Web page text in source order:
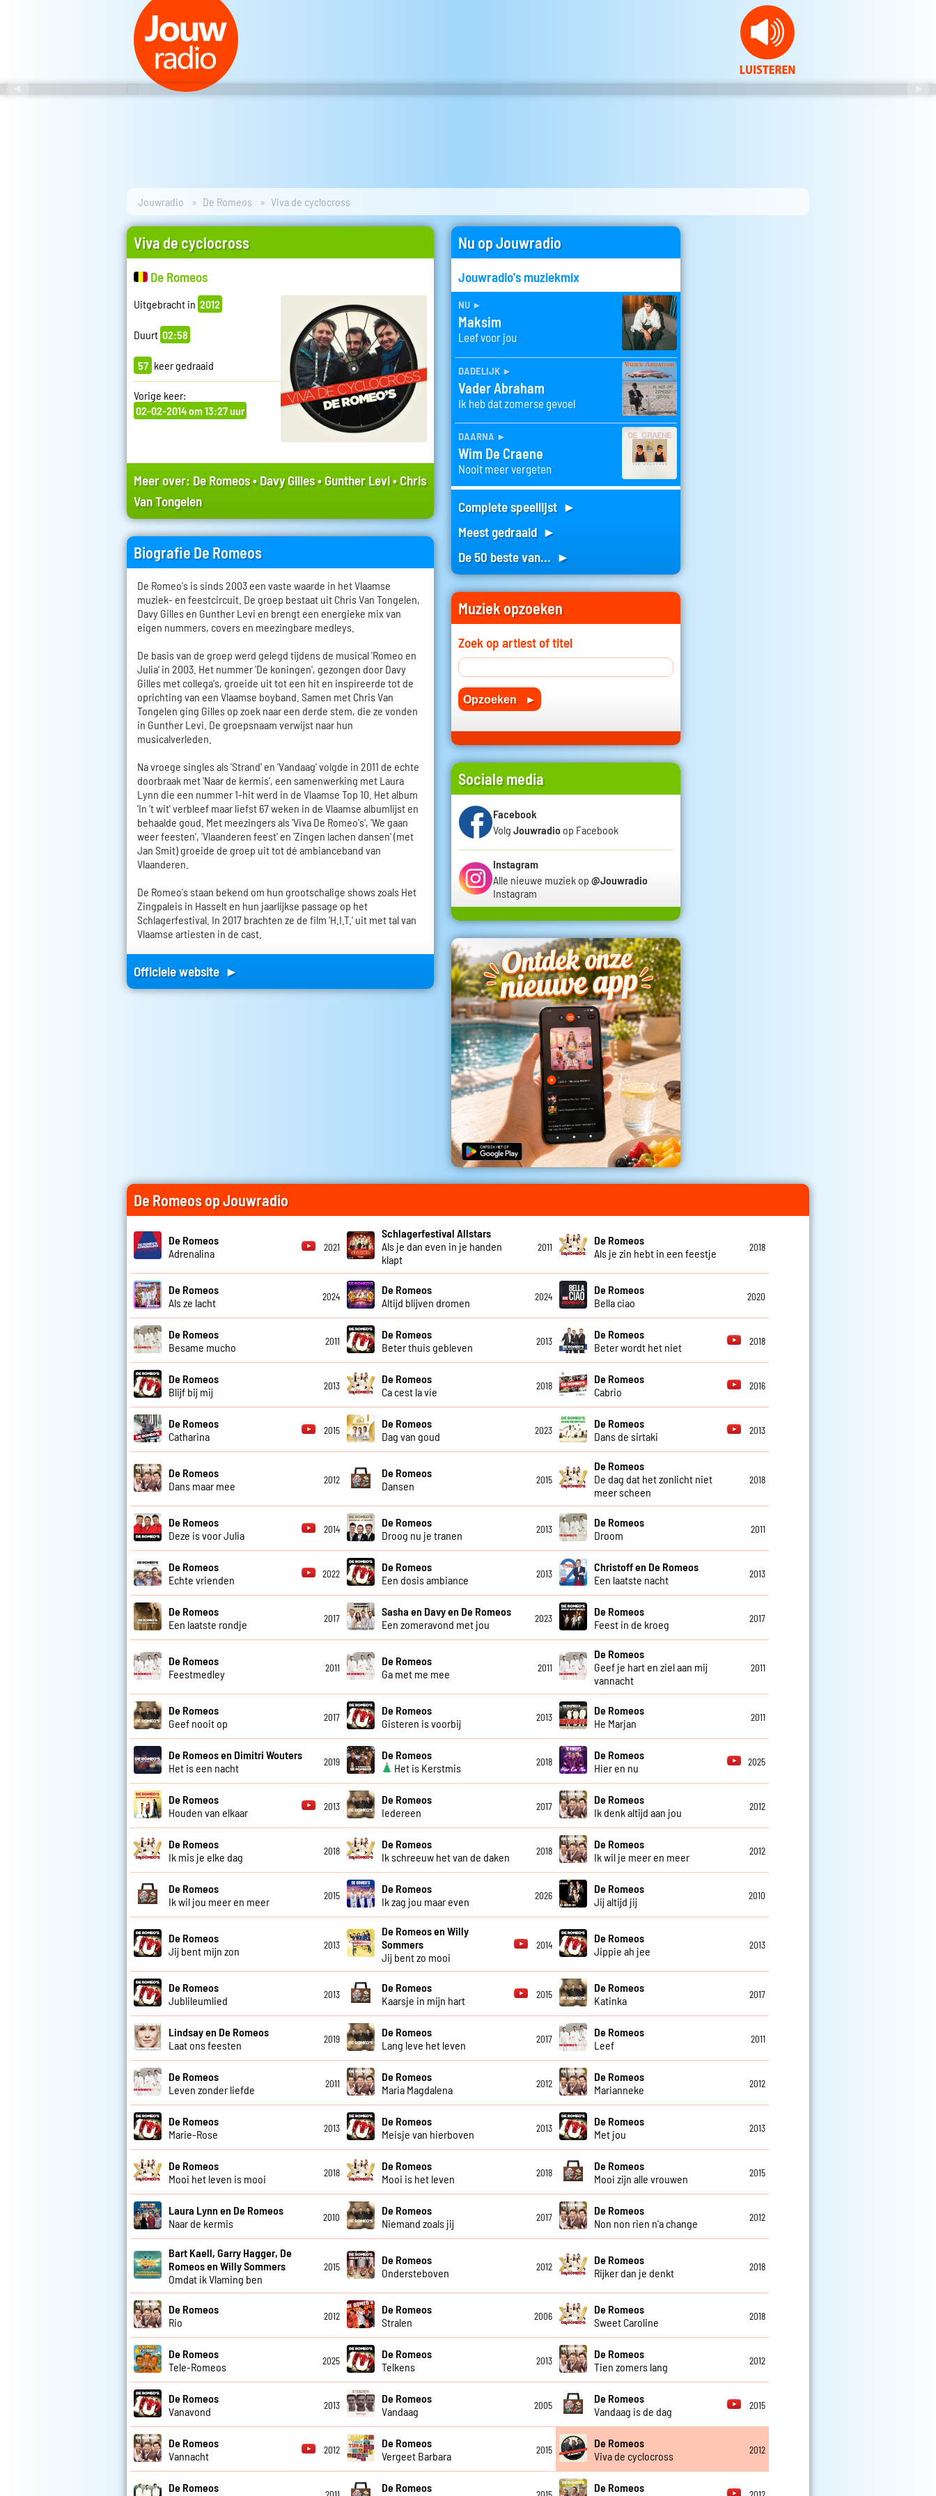
Jouwradio De Romeos Viva de cyclocross
Viva de cyclocross
De Romeos
Uitgebracht in 2012
Duurt 02:58
57 keer gedraaid
Vorige keer:
02-02-2014 om 13:27 uur
Meer over: De Romeos•Davy Gilles•Gunther Levi•Chris
Van Tongelen
Biografie De Romeos
De Romeo's is sinds 2003 een vaste waarde in het Vlaamse
muziek- en feestcircuit. De groep bestaat uit Chris Van Tongelen,
Davy Gilles en Gunther Levi en brengt een energieke mix van
eigen nummers, covers en meezingbare medleys.
De basis van de groep werd gelegd tijdens de musical 'Romeo en
Julia' in 2003. Het nummer 'De koningen', gezongen door Davy
Gilles met collega's, groeide uit tot een hit en inspireerde tot de
oprichting van een Vlaamse boyband. Samen met Chris Van
Tongelen ging Gilles op zoek naar een derde stem, die ze vonden
in Gunther Levi. De groepsnaam verwijst naar hun
musicalverleden.
Na vroege singles als 'Strand' en 'Vandaag' volgde in 2011 de echte
doorbraak met 'Naar de kermis', een samenwerking met Laura
Lynn die een nummer 1-hit werd in de Vlaamse Top 10. Het album
'In ’t wit' verbleef maar liefst 67 weken in de Vlaamse albumlijst en
behaalde goud. Met meezingers als 'Viva De Romeo's', 'We gaan
weer feesten', 'Vlaanderen feest' en 'Zingen lachen dansen' (met
Jan Smit) groeide de groep uit tot dé ambianceband van
Vlaanderen.
De Romeo's staan bekend om hun grootschalige shows zoals Het
Zingpaleis in Hasselt en hun jaarlijkse passage op het
Schlagerfestival. In 2017 brachten ze de film 'H.I.T.' uit met tal van
Vlaamse artiesten in de cast.
Officiele website ►
Nu op Jouwradio
Jouwradio's muziekmix
nu ►
Maksim
Leef voor jou
dadelijk ►
Vader Abraham
Ik heb dat zomerse gevoel
daarna ►
Wim De Craene
Nooit meer vergeten
Complete speellijst ►
Meest gedraaid ►
De 50 beste van... ►
Muziek opzoeken
Zoek op artiest of titel
Sociale media
Facebook
Volg Jouwradio op Facebook
Instagram
Alle nieuwe muziek op @Jouwradio
Instagram
De Romeos op Jouwradio
De Romeos
Adrenalina
2021
Schlagerfestival Allstars
Als je dan even in je handen
klapt
2011
De Romeos
Als je zin hebt in een feestje
2018
De Romeos
Als ze lacht
2024
De Romeos
Altijd blijven dromen
2024
De Romeos
Bella ciao
2020
De Romeos
Besame mucho
2011
De Romeos
Beter thuis gebleven
2013
De Romeos
Beter wordt het niet
2018
De Romeos
Blijf bij mij
2013
De Romeos
Ca cest la vie
2018
De Romeos
Cabrio
2016
De Romeos
Catharina
2015
De Romeos
Dag van goud
2023
De Romeos
Dans de sirtaki
2013
De Romeos
Dans maar mee
2012
De Romeos
Dansen
2015
De Romeos
De dag dat het zonlicht niet
meer scheen
2018
De Romeos
Deze is voor Julia
2014
De Romeos
Droog nu je tranen
2013
De Romeos
Droom
2011
De Romeos
Echte vrienden
2022
De Romeos
Een dosis ambiance
2013
Christoff en De Romeos
Een laatste nacht
2013
De Romeos
Een laatste rondje
2017
Sasha en Davy en De Romeos
Een zomeravond met jou
2023
De Romeos
Feest in de kroeg
2017
De Romeos
Feestmedley
2011
De Romeos
Ga met me mee
2011
De Romeos
Geef je hart en ziel aan mij
vannacht
2011
De Romeos
Geef nooit op
2017
De Romeos
Gisteren is voorbij
2013
De Romeos
He Marjan
2011
De Romeos en Dimitri Wouters
Het is een nacht
2019
De Romeos
Het is Kerstmis
2018
De Romeos
Hier en nu
2025
De Romeos
Houden van elkaar
2013
De Romeos
Iedereen
2017
De Romeos
Ik denk altijd aan jou
2012
De Romeos
Ik mis je elke dag
2018
De Romeos
Ik schreeuw het van de daken
2018
De Romeos
Ik wil je meer en meer
2012
De Romeos
Ik wil jou meer en meer
2015
De Romeos
Ik zag jou maar even
2026
De Romeos
Jij altijd jij
2010
De Romeos
Jij bent mijn zon
2013
De Romeos en Willy
Sommers
Jij bent zo mooi
2014
De Romeos
Jippie ah jee
2013
De Romeos
Jublileumlied
2013
De Romeos
Kaarsje in mijn hart
2015
De Romeos
Katinka
2017
Lindsay en De Romeos
Laat ons feesten
2019
De Romeos
Lang leve het leven
2017
De Romeos
Leef
2011
De Romeos
Leven zonder liefde
2011
De Romeos
Maria Magdalena
2012
De Romeos
Marianneke
2012
De Romeos
Marie-Rose
2013
De Romeos
Meisje van hierboven
2013
De Romeos
Met jou
2013
De Romeos
Mooi het leven is mooi
2018
De Romeos
Mooi is het leven
2018
De Romeos
Mooi zijn alle vrouwen
2015
Laura Lynn en De Romeos
Naar de kermis
2010
De Romeos
Niemand zoals jij
2017
De Romeos
Non non rien n'a change
2012
Bart Kaell, Garry Hagger, De
Romeos en Willy Sommers
Omdat ik Vlaming ben
2015
De Romeos
Ondersteboven
2012
De Romeos
Rijker dan je denkt
2018
De Romeos
Rio
2012
De Romeos
Stralen
2006
De Romeos
Sweet Caroline
2018
De Romeos
Tele-Romeos
2025
De Romeos
Telkens
2013
De Romeos
Tien zomers lang
2012
De Romeos
Vanavond
2013
De Romeos
Vandaag
2005
De Romeos
Vandaag is de dag
2015
De Romeos
Vannacht
2012
De Romeos
Vergeet Barbara
2015
De Romeos
Viva de cyclocross
2012
De Romeos
De Romeos
De Romeos